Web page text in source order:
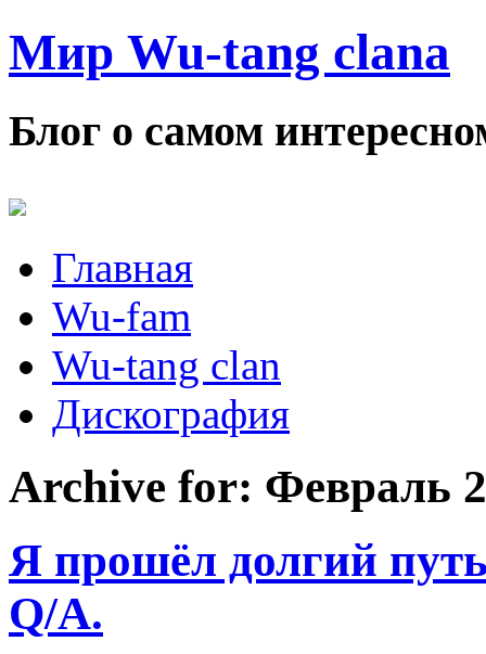
Мир Wu-tang clana
Блог о самом
Главная
Wu-fam
Wu-tang clan
Дискография
Archive for: Февраль
Я прошёл долгий
Q/A.